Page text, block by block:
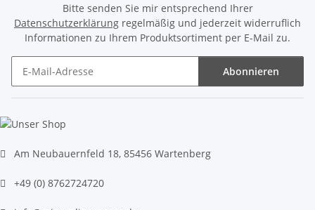
Bitte senden Sie mir entsprechend Ihrer
Datenschutzerklärung regelmäßig und jederzeit widerruflich
Informationen zu Ihrem Produktsortiment per E-Mail zu.
Abonnieren
Am Neubauernfeld 18, 85456 Wartenberg
+49 (0) 8762724720